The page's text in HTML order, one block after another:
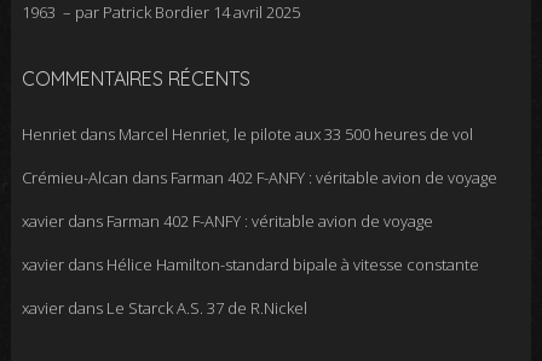
1963 – par Patrick Bordier 14 avril 2025
COMMENTAIRES RÉCENTS
Henrietdans Marcel Henriet, le pilote aux 33 500 heures de vol
Crémieu-Alcan dans Farman 402 F-ANFY : véritable avion de voyage
xavierdans Farman 402 F-ANFY : véritable avion de voyage
xavierdans Hélice Hamilton-standard bipale à vitesse constante
xavierdans Le Starck A.S. 37 de R.Nickel